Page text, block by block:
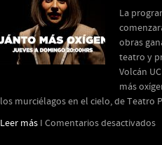
La
obras
teatro y
Volcán
más
los murciélagos en el cielo, de Teatro
Leer más I Comentarios desactivadosen